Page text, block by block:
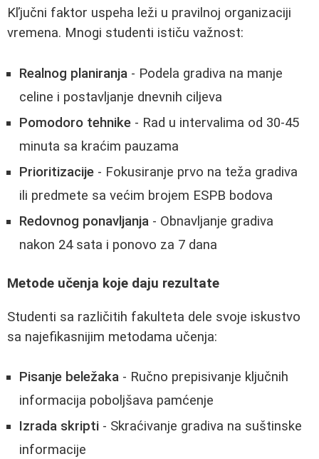
Kľjučni faktor uspeha leži u pravilnoj organizaciji
vremena. Mnogi studenti ističu važnost:
Realnog planiranja - Podela gradiva na manje
celine i postavljanje dnevnih ciljeva
Pomodoro tehnike - Rad u intervalima od 30-45
minuta sa kraćim pauzama
Prioritizacije - Fokusiranje prvo na teža gradiva
ili predmete sa većim brojem ESPB bodova
Redovnog ponavljanja - Obnavljanje gradiva
nakon 24 sata i ponovo za 7 dana
Metode učenja koje daju rezultate
Studenti sa različitih fakulteta dele svoje iskustvo
sa najefikasnijim metodama učenja:
Pisanje beležaka - Ručno prepisivanje ključnih
informacija poboljšava pamćenje
Izrada skripti - Skraćivanje gradiva na suštinske
informacije